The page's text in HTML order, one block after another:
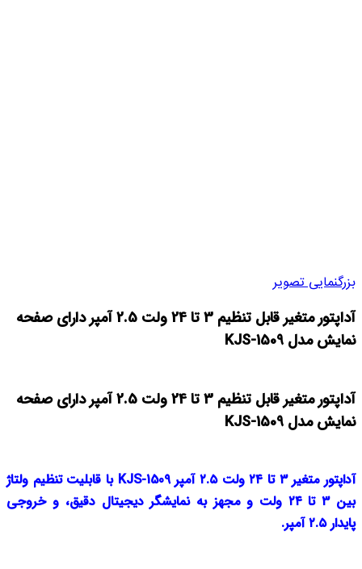
بزرگنمایی تصویر
آداپتور متغیر قابل تنظیم 3 تا 24 ولت 2.5 آمپر دارای صفحه
نمایش مدل KJS-1509
آداپتور متغیر قابل تنظیم 3 تا 24 ولت 2.5 آمپر دارای صفحه
نمایش مدل KJS-1509
آداپتور متغیر ۳ تا ۲۴ ولت ۲.۵ آمپر KJS-1509 با قابلیت تنظیم ولتاژ
بین ۳ تا ۲۴ ولت و مجهز به نمایشگر دیجیتال دقیق، و خروجی
پایدار ۲.۵ آمپر.